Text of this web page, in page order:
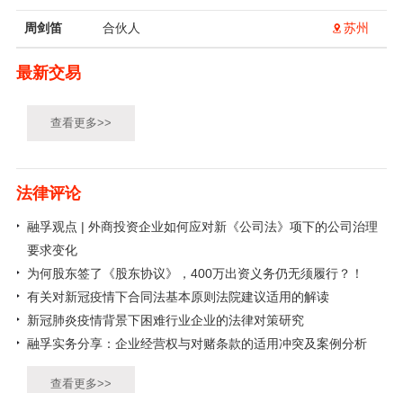
周剑笛 合伙人 苏州
最新交易
查看更多>>
法律评论
融孚观点 | 外商投资企业如何应对新《公司法》项下的公司治理
要求变化
为何股东签了《股东协议》，400万出资义务仍无须履行？！
有关对新冠疫情下合同法基本原则法院建议适用的解读
新冠肺炎疫情背景下困难行业企业的法律对策研究
融孚实务分享：企业经营权与对赌条款的适用冲突及案例分析
查看更多>>